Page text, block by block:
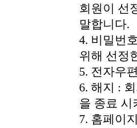
회원이 선
말합니다.
4. 비밀번
위해 선정
5. 전자우
6. 해지 :
을 종료 시
7. 홈페이